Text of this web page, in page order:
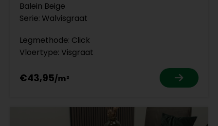
Balein Beige
Serie: Walvisgraat
Legmethode: Click
Vloertype: Visgraat
€43,95